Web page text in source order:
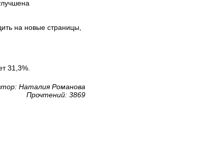
на новые страницы,
31,3%.
Наталия Романова
Прочтений: 3869